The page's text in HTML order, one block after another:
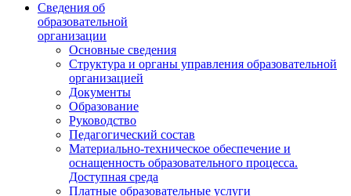
Сведения об
образовательной
организации
Основные сведения
Структура и органы управления образовательной
организацией
Документы
Образование
Руководство
Педагогический состав
Материально-техническое обеспечение и
оснащенность образовательного процесса.
Доступная среда
Платные образовательные услуги